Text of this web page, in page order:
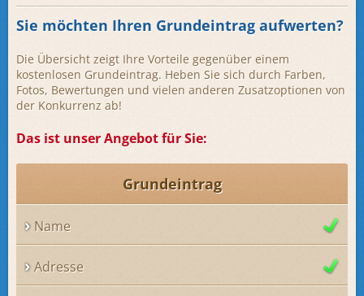
Sie möchten Ihren Grundeintrag aufwerten?
Die Übersicht zeigt Ihre Vorteile gegenüber einem
kostenlosen Grundeintrag. Heben Sie sich durch Farben,
Fotos, Bewertungen und vielen anderen Zusatzoptionen von
der Konkurrenz ab!
Das ist unser Angebot für Sie:
Grundeintrag
Name
Adresse